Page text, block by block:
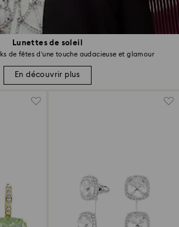
Lunettes de soleil
de fêtes d’une touche audacieuse et glamour
En découvrir plus